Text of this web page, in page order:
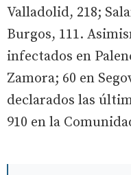
Valladolid, 218;
Burgos, 111.
infectados en
Zamora; 60 en
declarados las
910 en la